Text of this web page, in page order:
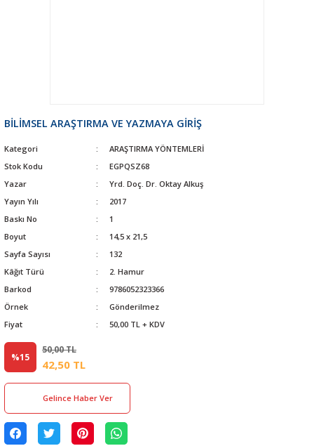
BİLİMSEL ARAŞTIRMA VE YAZMAYA GİRİŞ
Kategori
ARAŞTIRMA YÖNTEMLERİ
Stok Kodu
EGPQSZ68
Yazar
Yrd. Doç. Dr. Oktay Alkuş
Yayın Yılı
2017
Baskı No
1
Boyut
14,5 x 21,5
Sayfa Sayısı
132
Kâğıt Türü
2. Hamur
Barkod
9786052323366
Örnek
Gönderilmez
Fiyat
50,00 TL + KDV
%15
50,00 TL
42,50 TL
Gelince Haber Ver